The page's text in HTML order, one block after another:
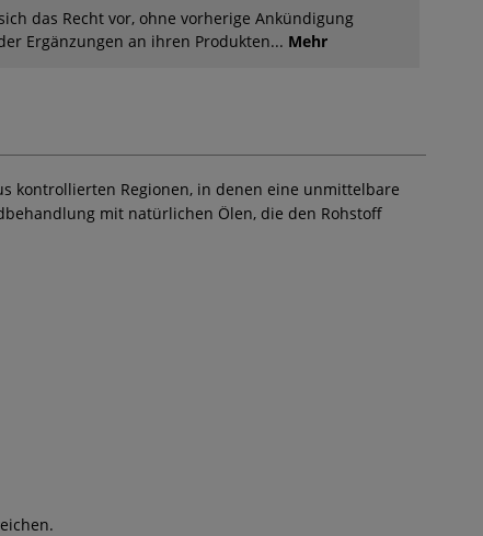
das Recht vor, ohne vorherige Ankündigung
Ergänzungen an ihren Produkten... Mehr
kontrollierten Regionen, in denen eine unmittelbare
mit natürlichen Ölen, die den Rohstoff